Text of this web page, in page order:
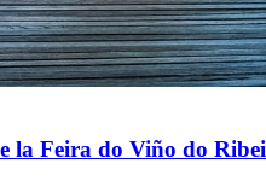
la Feira do Viño do